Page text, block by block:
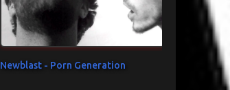
Newblast - Porn Generation